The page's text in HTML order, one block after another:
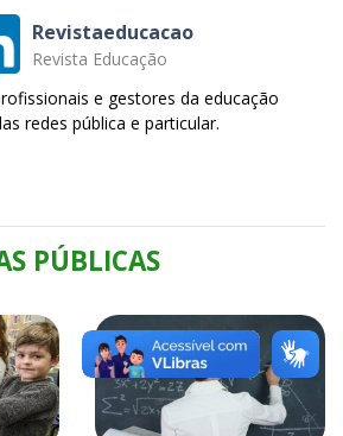
Revistaeducacao
Revista Educação
e gestores da educação
redes pública e particular.
PÚBLICAS